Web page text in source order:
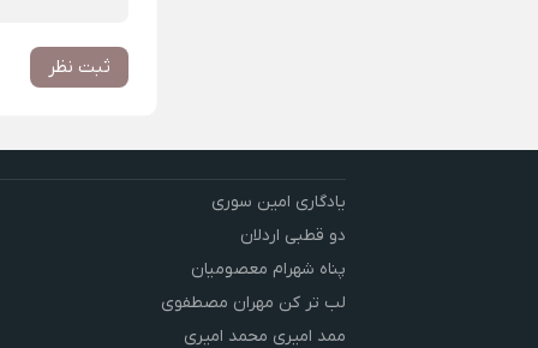
ثبت نظر
یادگاری امین سوری
دو قطبی اردلان
پناه شهرام معصومیان
لب تر کن مهران مصطفوی
ممد امیری محمد امیری